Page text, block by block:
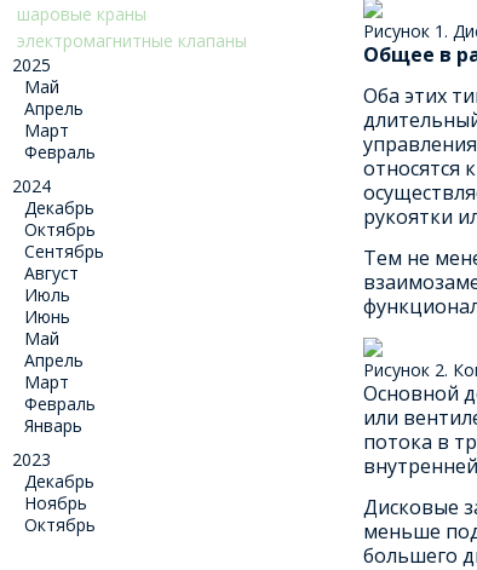
шаровые краны
электромагнитные клапаны
2025
Май
Апрель
Март
Февраль
2024
Декабрь
Октябрь
Сентябрь
Август
Июль
Июнь
Май
Апрель
Март
Февраль
Январь
2023
Декабрь
Ноябрь
Октябрь
Рисунок 1.
Общее в
Оба этих
относятся
рукоятки
Тем не
Рисунок 2.
Основной
или
потока в
Дисковые
меньше
большего